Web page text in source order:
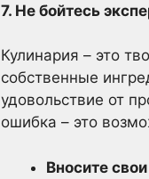
7. Не бойтесь
Кулинария – это
собственные
удовольствие от
ошибка – это
Вносите